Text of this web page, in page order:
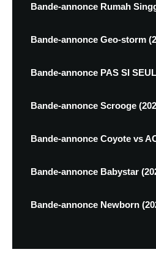
Bande-annonce Rumah
Bande-annonce Geo-storm
Bande-annonce PAS SI
Bande-annonce Scrooge
Bande-annonce Coyote vs
Bande-annonce Babystar
Bande-annonce Newborn